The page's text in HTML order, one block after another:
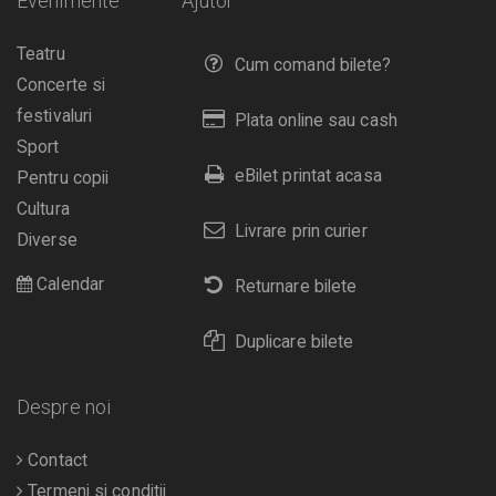
Cum comand bilete?
Plata online sau cash
eBilet printat acasa
Livrare prin curier
Returnare bilete
Duplicare bilete
Teatru
Concerte si
festivaluri
Sport
Pentru copii
Cultura
Diverse
Calendar
Despre noi
Contact